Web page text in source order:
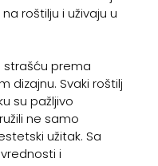
roštilju i uživaju u
strašću prema
dizajnu. Svaki roštilj
su pažljivo
ne samo
užitak. Sa
i